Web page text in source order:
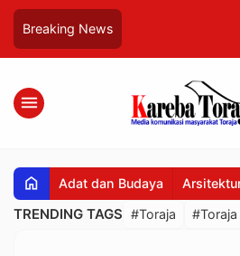
Breaking News
menu
home Adat dan Budaya
TRENDING TAGS #Toraja